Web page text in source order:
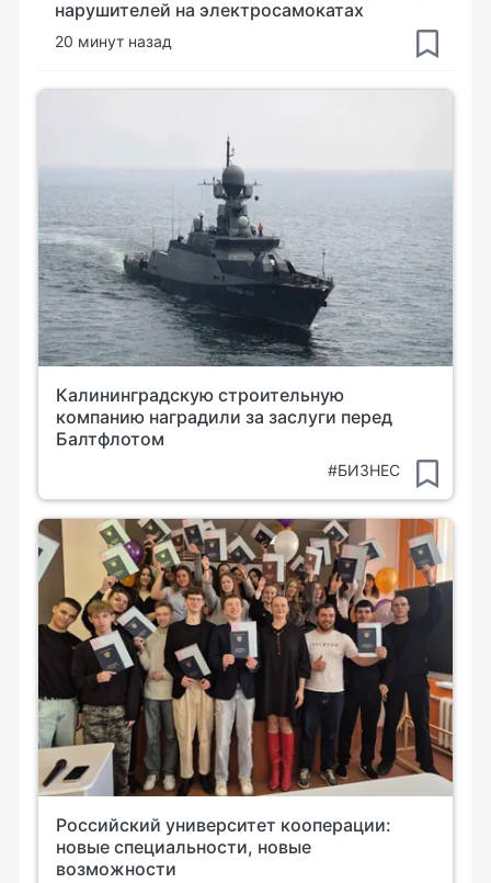
нарушителей на электросамокатах
20 минут назад
Калининградскую строительную
компанию наградили за заслуги перед
Балтфлотом
#БИЗНЕС
Российский университет кооперации:
новые специальности, новые
возможности